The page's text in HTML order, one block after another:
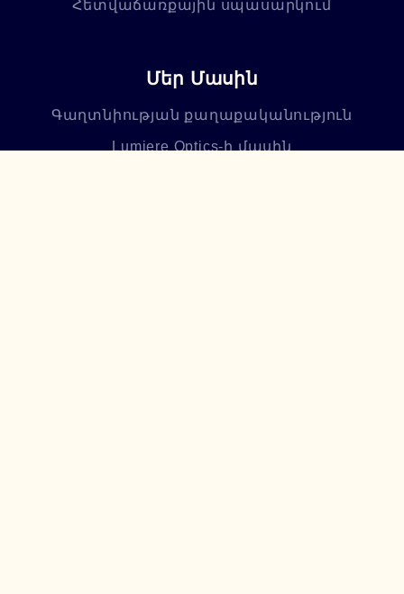
Հետվաճառքային սպասարկում
Մեր Մասին
Գաղտնիության քաղաքականություն
Lumiere Optics-ի մասին